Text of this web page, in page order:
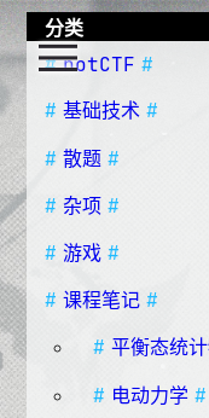
分类
notCTF
基础技术
散题
杂项
游戏
课程笔记
平衡态统
电动力学